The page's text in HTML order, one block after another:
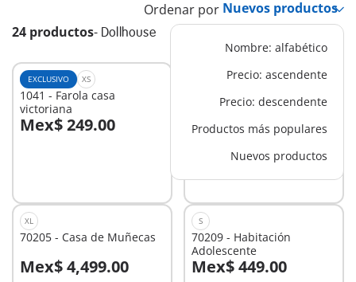
24 productos- Dollhouse
Ordenar por
Nombre: alfabético
Precio: ascendente
Precio: descendente
Productos más populares
Nuevos productos
EXCLUSIVO XS
1041 - Farola casa
victoriana
Mex$ 249.00
A la cesta
EXCLUSIVO M
1042 - Extensión valla casa
victoriana
Mex$ 749.00
A la cesta
XL
70205 - Casa de Muñecas
Mex$ 4,499.00
A la cesta
S
70209 - Habitación
Adolescente
Mex$ 449.00